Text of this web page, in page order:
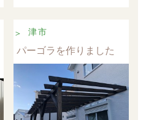
津市
パーゴラを作りました